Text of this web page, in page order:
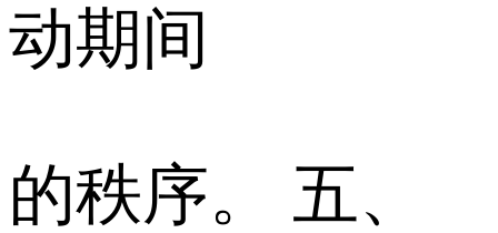
动期间
的秩序。 五、